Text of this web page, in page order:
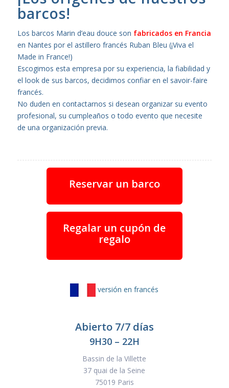
barcos!
Los barcos Marin d’eau douce son fabricados en Francia
en Nantes por el astillero francés Ruban Bleu (¡Viva el
Made in France!)
Escogimos esta empresa por su experiencia, la fiabilidad y
el look de sus barcos, decidimos confiar en el savoir-faire
francés.
No duden en contactarnos si desean organizar su evento
profesional, su cumpleaños o todo evento que necesite
de una organización previa.
Reservar un barco
Regalar un cupón de
regalo
versión en francés
Abierto 7/7 días
9H30 – 22H
Bassin de la Villette
37 quai de la Seine
75019 Paris